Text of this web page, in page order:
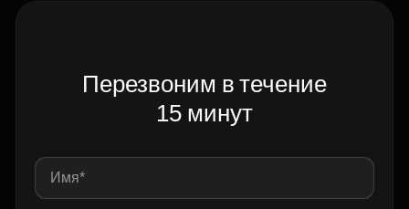
Перезвоним в течение
15 минут